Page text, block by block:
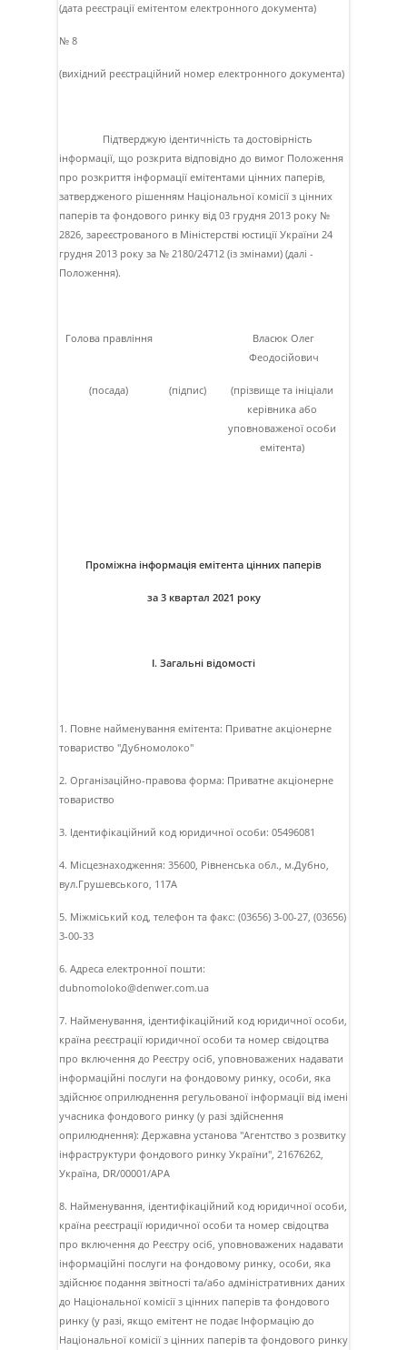
(дата реєстрації емітентом електронного документа)
№ 8
(вихідний реєстраційний номер електронного документа)
Підтверджую ідентичність та достовірність
інформації, що розкрита відповідно до вимог Положення
про розкриття інформації емітентами цінних паперів,
затвердженого рішенням Національної комісії з цінних
паперів та фондового ринку від 03 грудня 2013 року №
2826, зареєстрованого в Міністерстві юстиції України 24
грудня 2013 року за № 2180/24712 (із змінами) (далі -
Положення).
Голова правлiння
Власюк Олег
Феодосiйович
(посада) (підпис)
(прізвище та ініціали
керівника або
уповноваженої особи
емітента)
Проміжна інформація емітента цінних паперів
за 3 квартал 2021 року
I. Загальні відомості
1. Повне найменування емітента: Приватне акцiонерне
товариство "Дубномолоко"
2. Організаційно-правова форма: Приватне акціонерне
товариство
3. Ідентифікаційний код юридичної особи: 05496081
4. Місцезнаходження: 35600, Рівненська обл., м.Дубно,
вул.Грушевського, 117А
5. Міжміський код, телефон та факс: (03656) 3-00-27, (03656)
3-00-33
6. Адреса електронної пошти:
dubnomoloko@denwer.com.ua
7. Найменування, ідентифікаційний код юридичної особи,
країна реєстрації юридичної особи та номер свідоцтва
про включення до Реєстру осіб, уповноважених надавати
інформаційні послуги на фондовому ринку, особи, яка
здійснює оприлюднення регульованої інформації від імені
учасника фондового ринку (у разі здійснення
оприлюднення): Державна установа "Агентство з розвитку
інфраструктури фондового ринку України", 21676262,
Україна, DR/00001/APA
8. Найменування, ідентифікаційний код юридичної особи,
країна реєстрації юридичної особи та номер свідоцтва
про включення до Реєстру осіб, уповноважених надавати
інформаційні послуги на фондовому ринку, особи, яка
здійснює подання звітності та/або адміністративних даних
до Національної комісії з цінних паперів та фондового
ринку (у разі, якщо емітент не подає Інформацію до
Національної комісії з цінних паперів та фондового ринку